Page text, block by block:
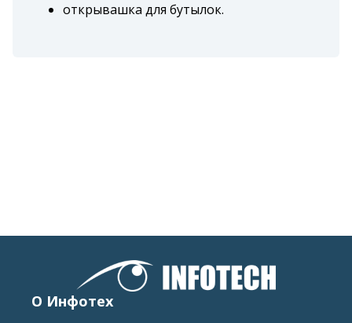
открывашка для бутылок.
О Инфотех